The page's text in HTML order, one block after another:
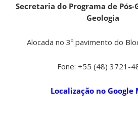
Secretaria do Programa de Pós-
Geologia
Alocada no 3º pavimento do
Fone: +55 (48) 3721-
Localização no Google